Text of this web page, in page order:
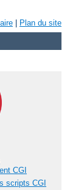
Plan du site
CGI
scripts CGI